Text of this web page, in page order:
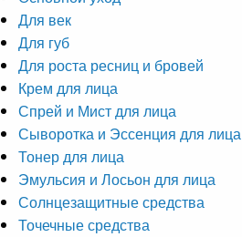
Для век
Для губ
Для роста ресниц и бровей
Крем для лица
Спрей и Мист для лица
Сыворотка и Эссенция для лица
Тонер для лица
Эмульсия и Лосьон для лица
Солнцезащитные средства
Точечные средства